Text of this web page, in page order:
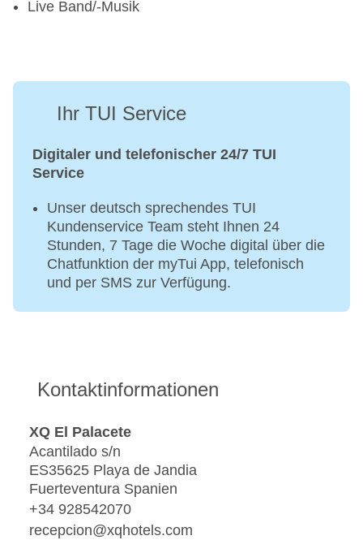
Live Band/-Musik
Ihr TUI Service
Digitaler und telefonischer 24/7 TUI
Service
Unser deutsch sprechendes TUI
Kundenservice Team steht Ihnen 24
Stunden, 7 Tage die Woche digital über die
Chatfunktion der myTui App, telefonisch
und per SMS zur Verfügung.
Kontaktinformationen
XQ El Palacete
Acantilado s/n
ES35625 Playa de Jandia
Fuerteventura Spanien
+34 928542070
recepcion@xqhotels.com